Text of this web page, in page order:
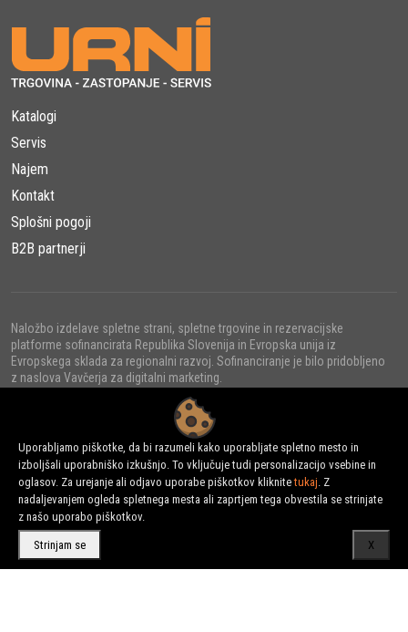
Uporabljamo piškotke, da bi razumeli kako uporabljate spletno mesto in
izboljšali uporabniško izkušnjo. To vključuje tudi personalizacijo vsebine in
oglasov. Za urejanje ali odjavo uporabe piškotkov kliknitetukaj. Z
nadaljevanjem ogleda spletnega mesta ali zaprtjem tega obvestila se strinjate
z našo uporabo piškotkov.
Strinjam se X
Katalogi
Servis
Najem
Kontakt
Splošni pogoji
B2B partnerji
Naložbo izdelave spletne strani, spletne trgovine in rezervacijske
platforme sofinancirata Republika Slovenija in Evropska unija iz
Evropskega sklada za regionalni razvoj. Sofinanciranje je bilo pridobljeno
z naslova Vavčerja za digitalni marketing.
© 2022 - URNI d.o.o., Vse pravice pridržane.